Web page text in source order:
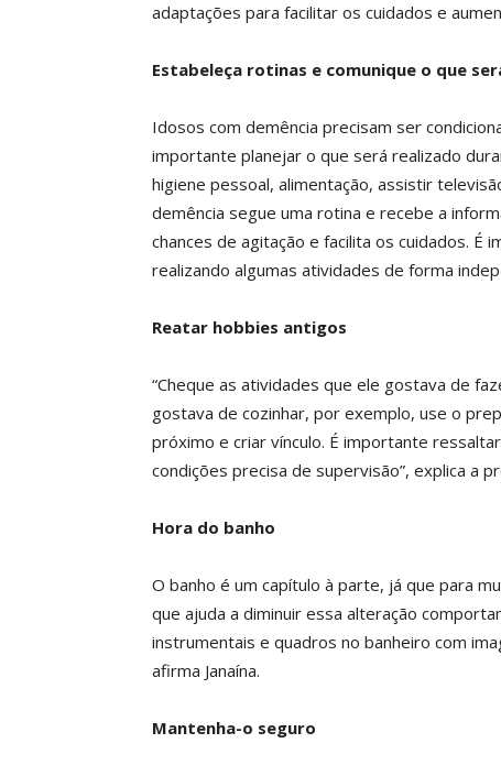
adaptações para facilitar os cuidados e
Estabeleça rotinas e comunique o que
Idosos com demência precisam ser
importante planejar o que será realizado
higiene pessoal, alimentação, assistir
demência segue uma rotina e recebe a
chances de agitação e facilita os cuidados.
realizando algumas atividades de forma
Reatar hobbies antigos
“Cheque as atividades que ele gostava de
gostava de cozinhar, por exemplo, use o
próximo e criar vínculo. É importante
condições precisa de supervisão”, explica a
Hora do banho
O banho é um capítulo à parte, já que para
que ajuda a diminuir essa alteração
instrumentais e quadros no banheiro com
afirma Janaína.
Mantenha-o seguro